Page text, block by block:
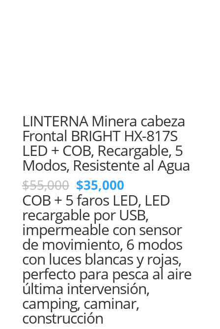
LINTERNA Minera cabeza
Frontal BRIGHT HX-817S
LED + COB, Recargable, 5
Modos, Resistente al Agua
$55,000 El
precio
original
era:
$55,000.
$35,000El
precio
actual
es:
$35,000.
COB + 5 faros LED, LED
recargable por USB,
impermeable con sensor
de movimiento, 6 modos
con luces blancas y rojas,
perfecto para pesca al aire
última intervensión,
camping, caminar,
construcción